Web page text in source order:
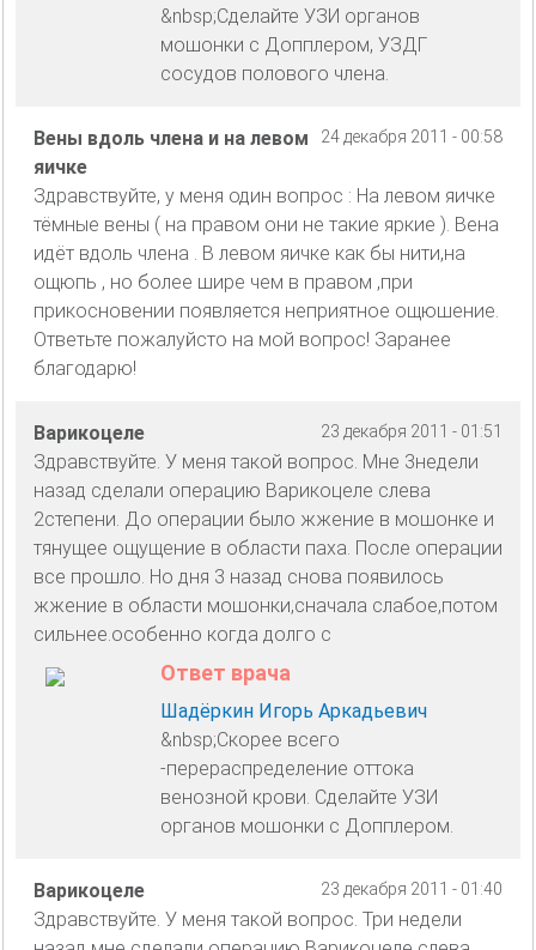
&nbsp;Сделайте УЗИ органов
мошонки с Допплером, УЗДГ
сосудов полового члена.
24 декабря 2011 - 00:58
Вены вдоль члена и на левом
яичке
Здравствуйте, у меня один вопрос : На левом яичке
тёмные вены ( на правом они не такие яркие ). Вена
идёт вдоль члена . В левом яичке как бы нити,на
ощюпь , но более шире чем в правом ,при
прикосновении появляется неприятное ощюшение.
Ответьте пожалуйсто на мой вопрос! Заранее
благодарю!
23 декабря 2011 - 01:51
Варикоцеле
Здравствуйте. У меня такой вопрос. Мне 3недели
назад сделали операцию Варикоцеле слева
2степени. До операции было жжение в мошонке и
тянущее ощущение в области паха. После операции
все прошло. Но дня 3 назад снова появилось
жжение в области мошонки,сначала слабое,потом
сильнее.особенно когда долго с
Ответ врача
Шадёркин Игорь Аркадьевич
&nbsp;Скорее всего
-перераспределение оттока
венозной крови. Сделайте УЗИ
органов мошонки с Допплером.
23 декабря 2011 - 01:40
Варикоцеле
Здравствуйте. У меня такой вопрос. Три недели